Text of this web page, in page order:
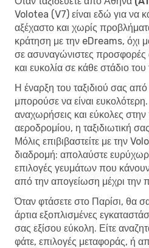
Volotea (V7) είναι εδώ για να
αξέχαστο και χωρίς
κράτηση με την eDreams, όχι
σε ασυναγώνιστες προσφορές
και ευκολία σε κάθε στάδιο του
Η έναρξη του ταξιδιού σας
μπορούσε να είναι
αναχωρήσεις και εύκολες
αεροδρομίου, η ταξιδιωτική
Μόλις επιβιβαστείτε με την
διαδρομή: απολαύστε
επιλογές γευμάτων που
από την απογείωση μέχρι την
Όταν φτάσετε στο Παρίσι, θα
άρτια εξοπλισμένες
σας εξίσου εύκολη. Είτε
φάτε, επιλογές μεταφοράς, ή